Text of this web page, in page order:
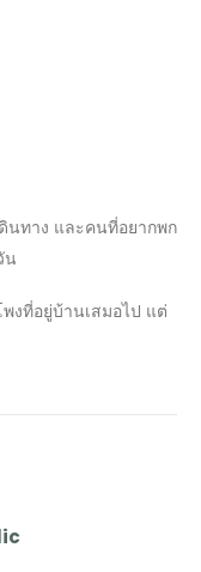
นทาง และคนที่อยากพก
น
งที่อยู่บ้านเสมอไป แต่